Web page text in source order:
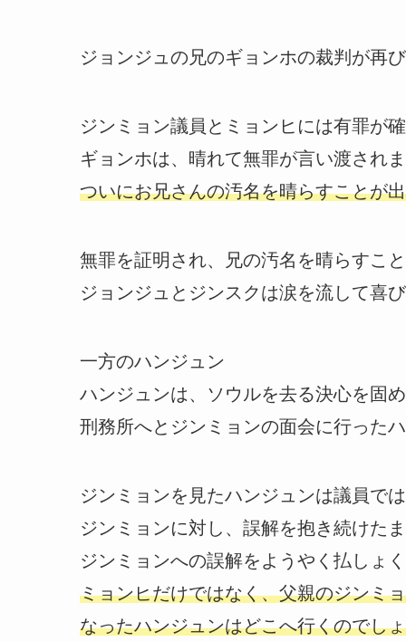
ジョンジュの兄のギョンホの裁判が再
ジンミョン議員とミョンヒには有罪が
ギョンホは、晴れて無罪が言い渡され
ついにお兄さんの汚名を晴らすことが
無罪を証明され、兄の汚名を晴らすこ
ジョンジュとジンスクは涙を流して喜
一方のハンジュン
ハンジュンは、ソウルを去る決心を固
刑務所へとジンミョンの面会に行った
ジンミョンを見たハンジュンは議員で
ジンミョンに対し、誤解を抱き続けた
ジンミョンへの誤解をようやく払しょ
ミョンヒだけではなく、父親のジンミ
なったハンジュンはどこへ行くのでし